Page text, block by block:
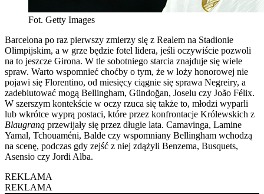
Fot. Getty Images
Barcelona po raz pierwszy zmierzy się z Realem na Stadionie
Olimpijskim, a w grze będzie fotel lidera, jeśli oczywiście pozwoli
na to jeszcze Girona. W tle sobotniego starcia znajduje się wiele
spraw. Warto wspomnieć choćby o tym, że w loży honorowej nie
pojawi się Florentino, od miesięcy ciągnie się sprawa Negreiry, a
zadebiutować mogą Bellingham, Gündoğan, Joselu czy João Félix.
W szerszym kontekście w oczy rzuca się także to, młodzi wyparli
lub wkrótce wyprą postaci, które przez konfrontacje Królewskich z
Blaugraną przewijały się przez długie lata. Camavinga, Lamine
Yamal, Tchouaméni, Balde czy wspomniany Bellingham wchodzą
na scenę, podczas gdy zejść z niej zdążyli Benzema, Busquets,
Asensio czy Jordi Alba.
REKLAMA
REKLAMA